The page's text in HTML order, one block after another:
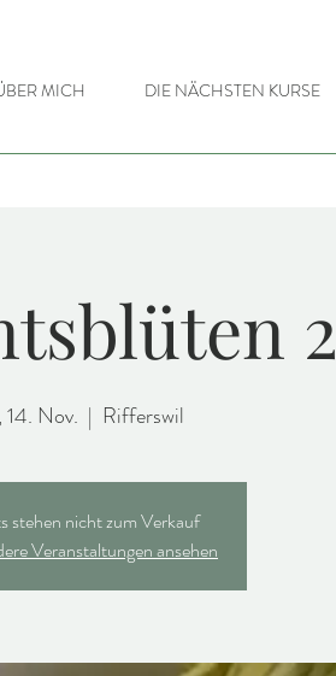
MICH DIE NÄCHSTEN KURSE
2
14. Nov.
  |
Rifferswil
stehen nicht zum Verkauf
Veranstaltungen ansehen